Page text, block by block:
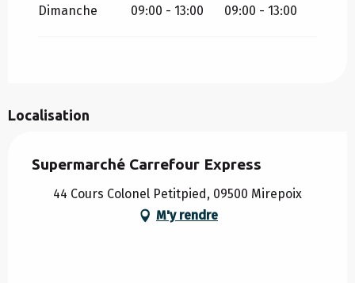
Dimanche 09:00 - 13:00 09:00 - 13:00
Localisation
Supermarché Carrefour Express
44 Cours Colonel Petitpied, 09500 Mirepoix
M'y rendre